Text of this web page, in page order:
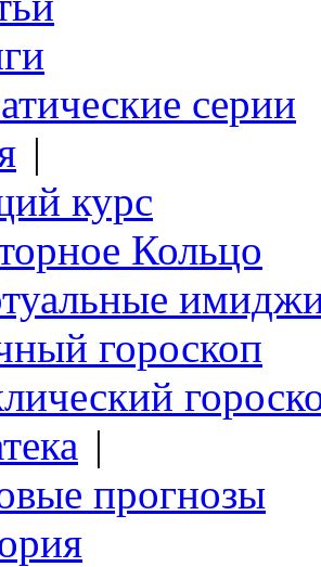
серии
|
курс
Кольцо
гороскоп
|
прогнозы